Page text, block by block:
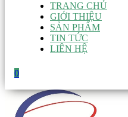
TRANG CHỦ
GIỚI THIỆU
SẢN PHẨM
TIN TỨC
LIÊN HỆ
0